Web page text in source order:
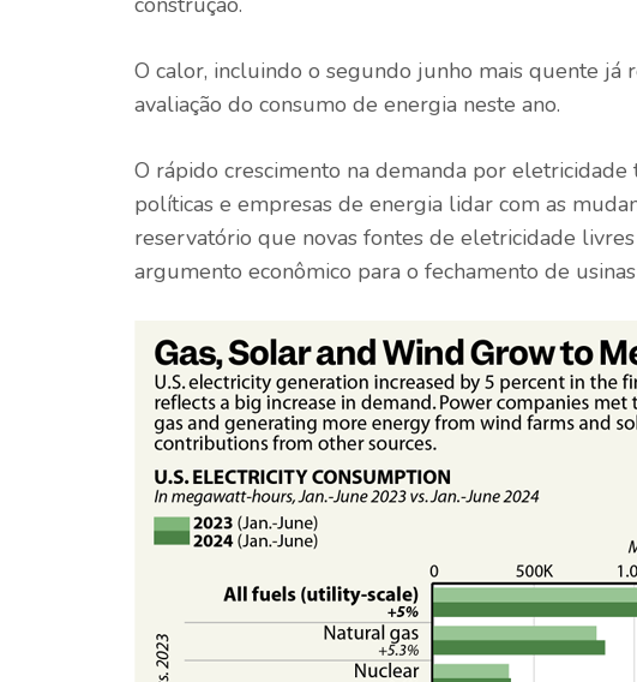
O calor, incluindo o segundo junho mais quente
avaliação do consumo de energia neste ano.
O rápido crescimento na demanda por
políticas e empresas de energia lidar com as
reservatório que novas fontes de eletricidade
argumento econômico para o fechamento de